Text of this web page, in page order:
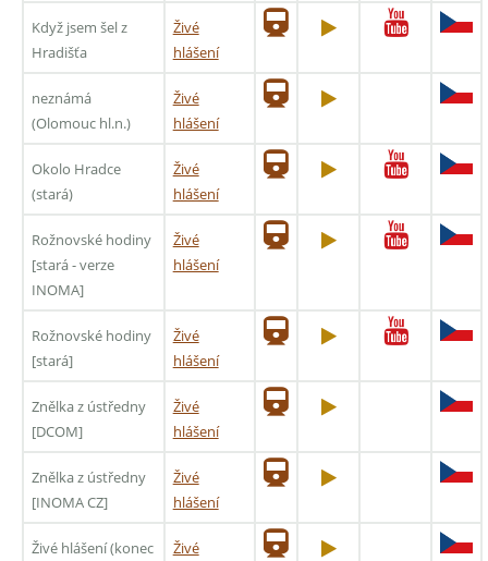
Když jsem šel z
Hradišťa
Živé
hlášení
neznámá
(Olomouc hl.n.)
Živé
hlášení
Okolo Hradce
(stará)
Živé
hlášení
Rožnovské hodiny
[stará - verze
INOMA]
Živé
hlášení
Rožnovské hodiny
[stará]
Živé
hlášení
Znělka z ústředny
[DCOM]
Živé
hlášení
Znělka z ústředny
[INOMA CZ]
Živé
hlášení
Živé hlášení (konec
Živé